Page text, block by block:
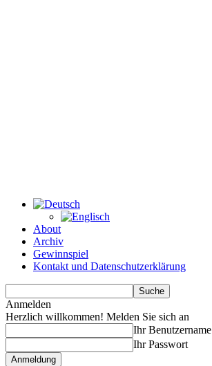
About
Archiv
Gewinnspiel
Kontakt und Datenschutzerklärung
Anmelden
Herzlich willkommen! Melden Sie sich an
Ihr Benutzername
Ihr Passwort